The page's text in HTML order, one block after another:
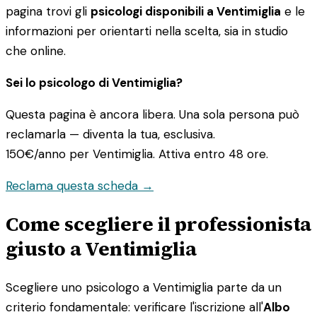
pagina trovi gli psicologi disponibili a Ventimiglia e le
informazioni per orientarti nella scelta, sia in studio
che online.
Sei lo psicologo di Ventimiglia?
Questa pagina è ancora libera. Una sola persona può
reclamarla — diventa la tua, esclusiva.
150€/anno per Ventimiglia. Attiva entro 48 ore.
Reclama questa scheda →
Come scegliere il professionista
giusto a Ventimiglia
Scegliere uno psicologo a Ventimiglia parte da un
criterio fondamentale: verificare l'iscrizione all'Albo